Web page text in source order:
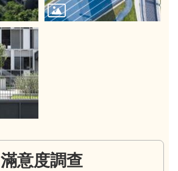
滿意度調查